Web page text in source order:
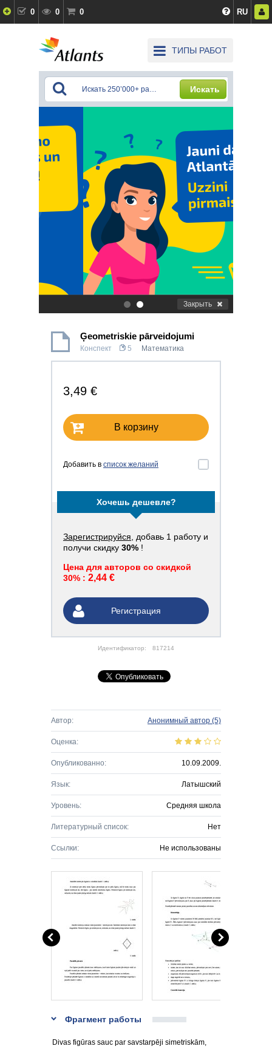
0 0 0 RU
ТИПЫ РАБОТ
Искать
. Закрыть
Ģeometriskie pārveidojumi
Конспект 5 Математика
3,49 €
В корзину
Добавить в список желаний
Хочешь дешевле?
Зарегистрируйся , добавь 1 работу и
получи скидку 30% !
Цена для авторов со скидкой
30% : 2,44 €
Регистрация
Идентификатор: 817214
Автор: Анонимный автор (5)
Оценка:
Опубликованно: 10.09.2009.
Язык: Латышский
Уровень: Средняя школа
Литературный список: Нет
Ссылки: Не использованы
Фрагмент работы
Divas figūras sauc par savstarpēji simetriskām,